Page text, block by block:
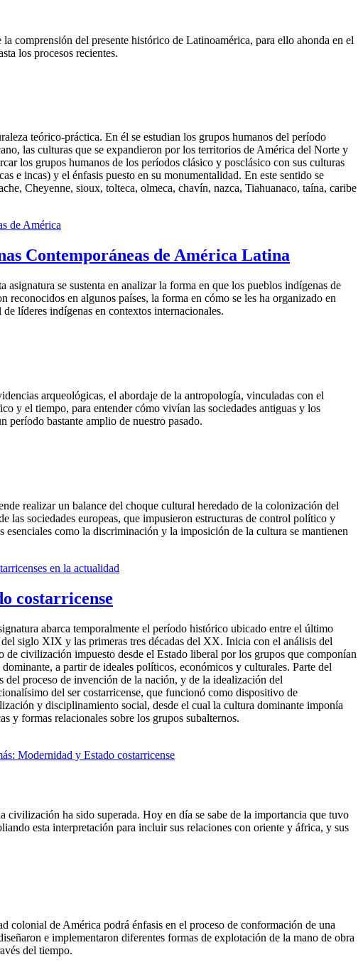
comprensión del presente histórico de Latinoamérica, para ello ahonda en el
los procesos recientes.
teórico-práctica. En él se estudian los grupos humanos del período
las culturas que se expandieron por los territorios de América del Norte y
los grupos humanos de los períodos clásico y posclásico con sus culturas
e incas) y el énfasis puesto en su monumentalidad. En este sentido se
Cheyenne, sioux, tolteca, olmeca, chavín, nazca, Tiahuanaco, taína, caribe
de América
Contemporáneas de América Latina
asignatura se sustenta en analizar la forma en que los pueblos indígenas de
en algunos países, la forma en cómo se les ha organizado en
líderes indígenas en contextos internacionales.
arqueológicas, el abordaje de la antropología, vinculadas con el
y el tiempo, para entender cómo vivían las sociedades antiguas y los
período bastante amplio de nuestro pasado.
realizar un balance del choque cultural heredado de la colonización del
las sociedades europeas, que impusieron estructuras de control político y
esenciales como la discriminación y la imposición de la cultura se mantienen
en la actualidad
costarricense
abarca temporalmente el período histórico ubicado entre el último
siglo XIX y las primeras tres décadas del XX. Inicia con el análisis del
de civilización impuesto desde el Estado liberal por los grupos que componían
dominante, a partir de ideales políticos, económicos y culturales. Parte del
del proceso de invención de la nación, y de la idealización del
del ser costarricense, que funcionó como dispositivo de
y disciplinamiento social, desde el cual la cultura dominante imponía
y formas relacionales sobre los grupos subalternos.
Modernidad y Estado costarricense
civilización ha sido superada. Hoy en día se sabe de la importancia que tuvo
esta interpretación para incluir sus relaciones con oriente y áfrica, y sus
colonial de América podrá énfasis en el proceso de conformación de una
e implementaron diferentes formas de explotación de la mano de obra
del tiempo.